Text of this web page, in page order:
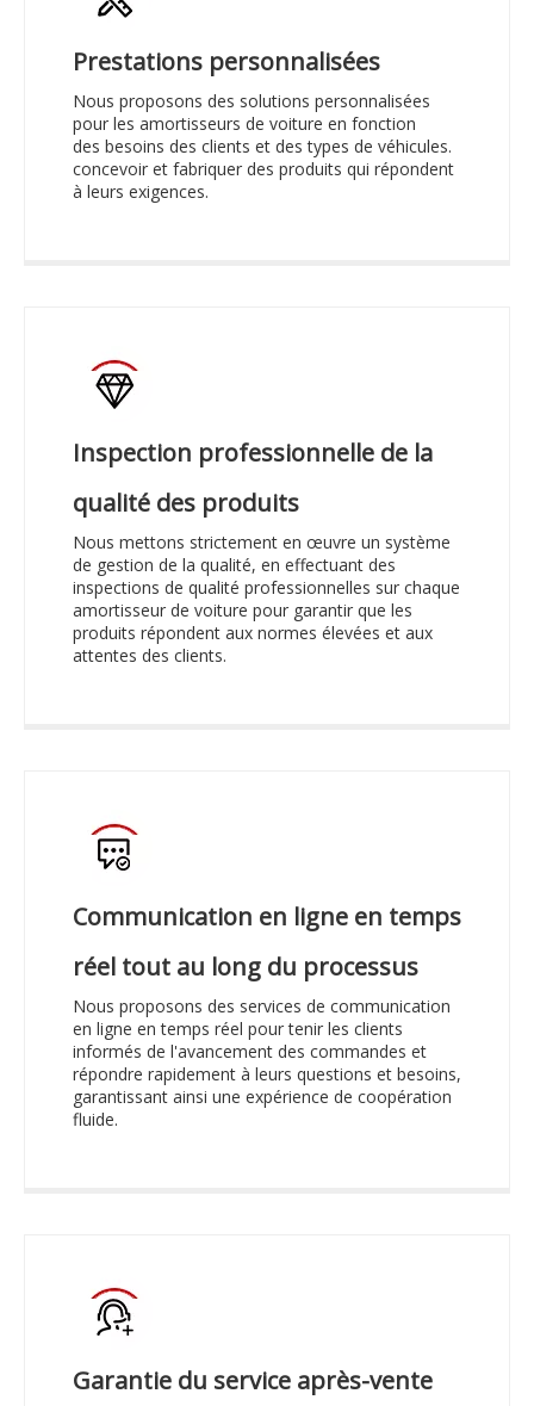
Prestations personnalisées
Nous proposons des solutions personnalisées
pour les amortisseurs de voiture en fonction
des besoins des clients et des types de véhicules.
concevoir et fabriquer des produits qui répondent
à leurs exigences.
Inspection professionnelle de la
qualité des produits
Nous mettons strictement en œuvre un système
de gestion de la qualité, en effectuant des
inspections de qualité professionnelles sur chaque
amortisseur de voiture pour garantir que les
produits répondent aux normes élevées et aux
attentes des clients.
Communication en ligne en temps
réel tout au long du processus
Nous proposons des services de communication
en ligne en temps réel pour tenir les clients
informés de l'avancement des commandes et
répondre rapidement à leurs questions et besoins,
garantissant ainsi une expérience de coopération
fluide.
Garantie du service après-vente